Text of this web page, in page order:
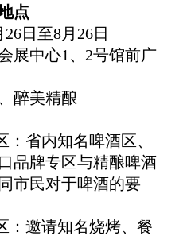
点
日至8月26日
中心1、2号馆前广
醉美精酿
省内知名啤酒区、
品牌专区与精酿啤酒
市民对于啤酒的要
邀请知名烧烤、餐